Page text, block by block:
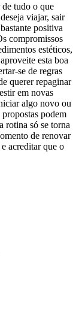
de tudo o que
viajar, sair
positiva
compromissos
estéticos,
esta boa
se de regras
querer repaginar
em novas
algo novo ou
podem
rotina só se torna
de renovar
acreditar que o